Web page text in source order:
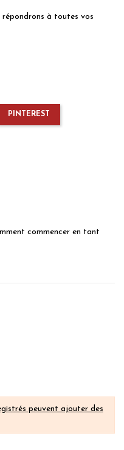
à toutes vos
PINTEREST
commencer en tant
peuvent ajouter des